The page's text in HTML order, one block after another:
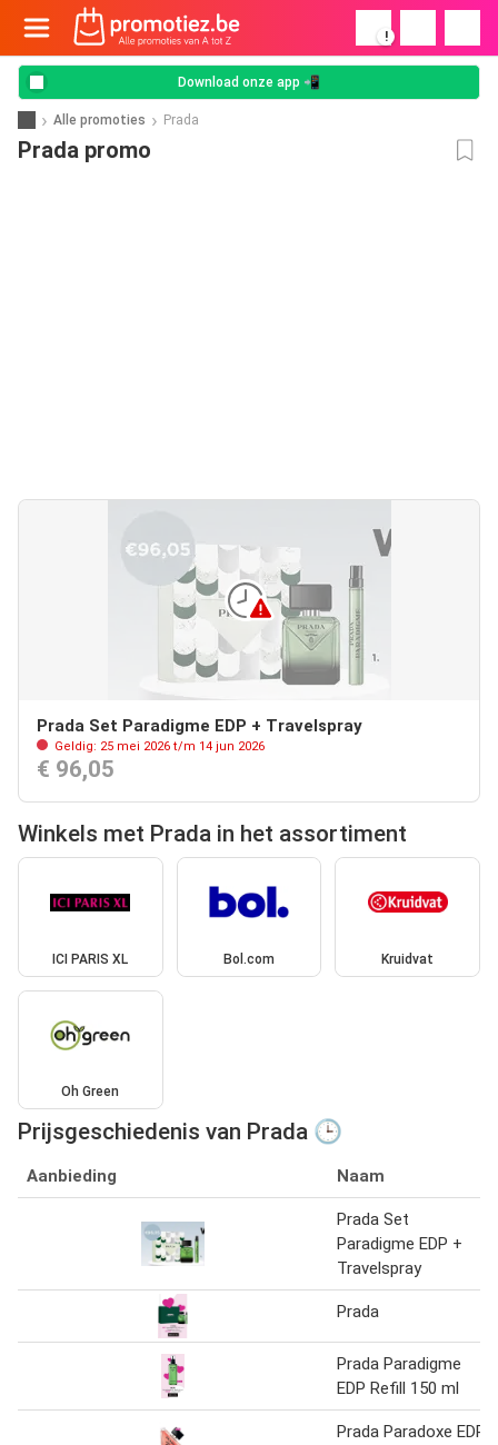
!
Download onze app 📲
Alle promoties Prada
Prada promo
Prada Set Paradigme EDP + Travelspray
Geldig: 25 mei 2026 t/m 14 jun 2026
€ 96,05
Winkels met Prada in het assortiment
ICI PARIS XL Bol.com Kruidvat
Oh Green
Prijsgeschiedenis van Prada 🕒
Aanbieding Naam
Prada Set
Paradigme EDP +
Travelspray
Prada
Prada Paradigme
EDP Refill 150 ml
Prada Paradoxe EDP